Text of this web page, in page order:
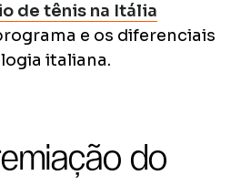
de tênis na Itália
e os diferenciais
italiana.
do